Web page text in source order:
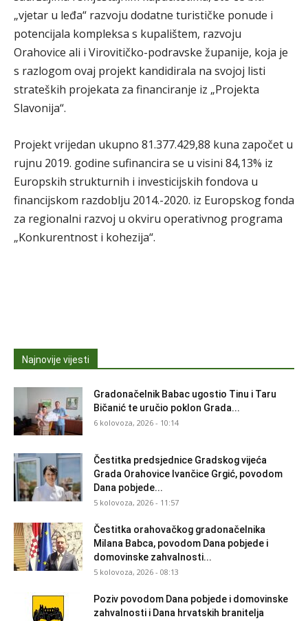
„vjetar u leđa“ razvoju dodatne turističke ponude i
potencijala kompleksa s kupalištem, razvoju
Orahovice ali i Virovitičko-podravske županije, koja je
s razlogom ovaj projekt kandidirala na svojoj listi
strateških projekata za financiranje iz „Projekta
Slavonija“.
Projekt vrijedan ukupno 81.377.429,88 kuna započet u
rujnu 2019. godine sufinancira se u visini 84,13% iz
Europskih strukturnih i investicijskih fondova u
financijskom razdoblju 2014.-2020. iz Europskog fonda
za regionalni razvoj u okviru operativnog programa
„Konkurentnost i kohezija“.
Najnovije vijesti
Gradonačelnik Babac ugostio Tinu i Taru
Bičanić te uručio poklon Grada...
6 kolovoza, 2026 - 10:14
Čestitka predsjednice Gradskog vijeća
Grada Orahovice Ivančice Grgić, povodom
Dana pobjede...
5 kolovoza, 2026 - 11:57
Čestitka orahovačkog gradonačelnika
Milana Babca, povodom Dana pobjede i
domovinske zahvalnosti...
5 kolovoza, 2026 - 08:13
Poziv povodom Dana pobjede i domovinske
zahvalnosti i Dana hrvatskih branitelja